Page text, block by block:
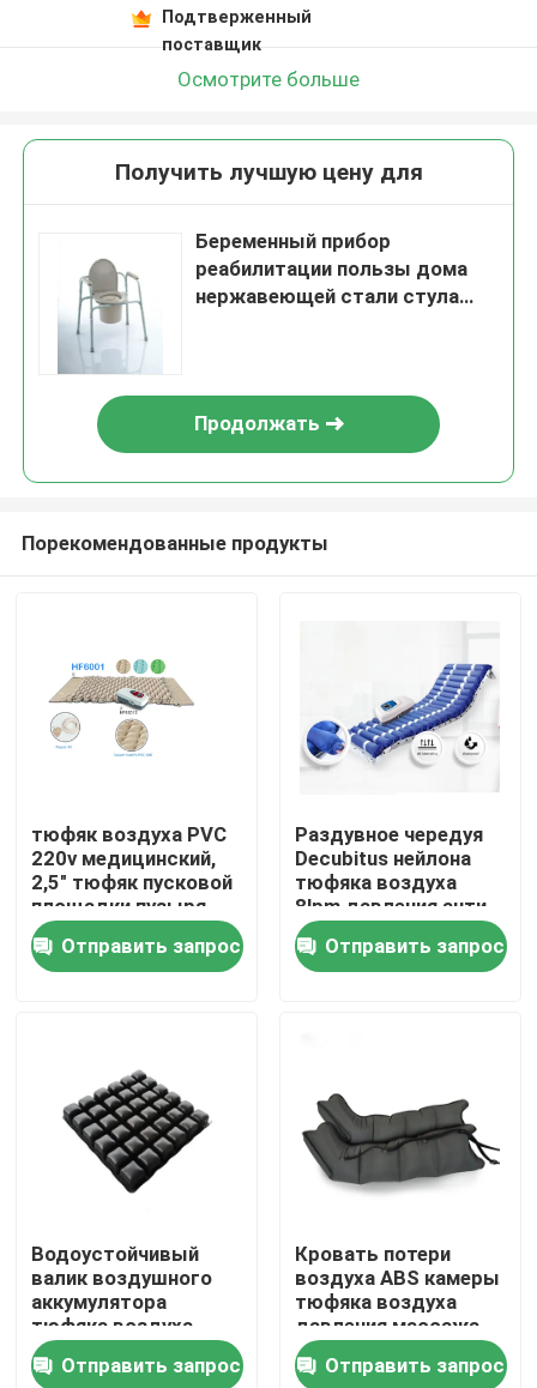
Дом
Продукты
О нас
Свяжитесь мы
Случаи
Спросите цитату
Подтверженный
поставщик
Осмотрите больше
Получить лучшую цену для
Беременный прибор
реабилитации пользы дома
нержавеющей стали стула
Продолжать
Порекомендованные продукты
тюфяк воздуха PVC
220v медицинский,
2,5" тюфяк пусковой
площадки пузыря
Отправить запрос
Раздувное чередуя
Decubitus нейлона
тюфяка воздуха
8lpm давления анти-
Отправить запрос
Водоустойчивый
валик воздушного
аккумулятора
тюфяка воздуха
давления TPU
чередуя статический
Отправить запрос
Кровать потери
воздуха ABS камеры
тюфяка воздуха
давления массажа
чередуя низкая
Отправить запрос